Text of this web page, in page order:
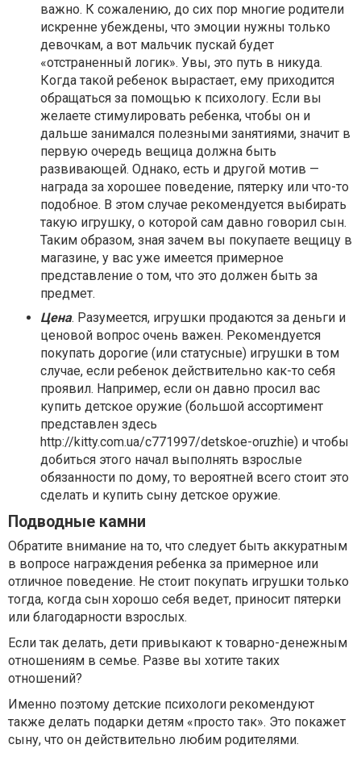
важно. К сожалению, до сих пор многие родители
искренне убеждены, что эмоции нужны только
девочкам, а вот мальчик пускай будет
«отстраненный логик». Увы, это путь в никуда.
Когда такой ребенок вырастает, ему приходится
обращаться за помощью к психологу. Если вы
желаете стимулировать ребенка, чтобы он и
дальше занимался полезными занятиями, значит в
первую очередь вещица должна быть
развивающей. Однако, есть и другой мотив —
награда за хорошее поведение, пятерку или что-то
подобное. В этом случае рекомендуется выбирать
такую игрушку, о которой сам давно говорил сын.
Таким образом, зная зачем вы покупаете вещицу в
магазине, у вас уже имеется примерное
представление о том, что это должен быть за
предмет.
Цена. Разумеется, игрушки продаются за деньги и
ценовой вопрос очень важен. Рекомендуется
покупать дорогие (или статусные) игрушки в том
случае, если ребенок действительно как-то себя
проявил. Например, если он давно просил вас
купить детское оружие (большой ассортимент
представлен здесь
http://kitty.com.ua/c771997/detskoe-oruzhie) и чтобы
добиться этого начал выполнять взрослые
обязанности по дому, то вероятней всего стоит это
сделать и купить сыну детское оружие.
Подводные камни
Обратите внимание на то, что следует быть аккуратным
в вопросе награждения ребенка за примерное или
отличное поведение. Не стоит покупать игрушки только
тогда, когда сын хорошо себя ведет, приносит пятерки
или благодарности взрослых.
Если так делать, дети привыкают к товарно-денежным
отношениям в семье. Разве вы хотите таких
отношений?
Именно поэтому детские психологи рекомендуют
также делать подарки детям «просто так». Это покажет
сыну, что он действительно любим родителями.